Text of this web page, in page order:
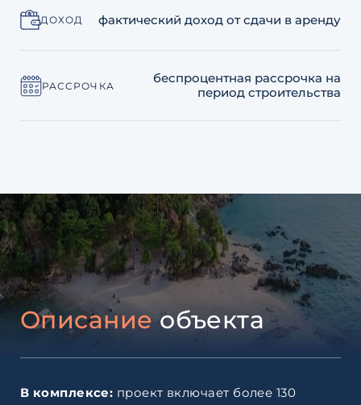
ДОХОД фактический доход от сдачи в аренду
РАССРОЧКА
беспроцентная рассрочка на
период строительства
Описаниеобъекта
В комплексе: проект включает более 130